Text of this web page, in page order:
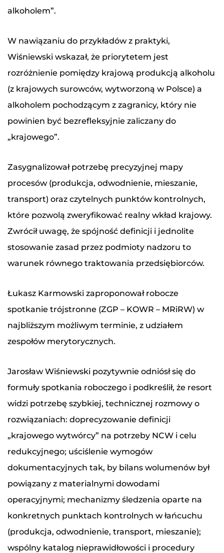
alkoholem”.
W nawiązaniu do przykładów z praktyki,
Wiśniewski wskazał, że priorytetem jest
rozróżnienie pomiędzy krajową produkcją alkoholu
(z krajowych surowców, wytworzoną w Polsce) a
alkoholem pochodzącym z zagranicy, który nie
powinien być bezrefleksyjnie zaliczany do
„krajowego”.
Zasygnalizował potrzebę precyzyjnej mapy
procesów (produkcja, odwodnienie, mieszanie,
transport) oraz czytelnych punktów kontrolnych,
które pozwolą zweryfikować realny wkład krajowy.
Zwrócił uwagę, że spójność definicji i jednolite
stosowanie zasad przez podmioty nadzoru to
warunek równego traktowania przedsiębiorców.
Łukasz Karmowski zaproponował robocze
spotkanie trójstronne (ZGP – KOWR – MRiRW) w
najbliższym możliwym terminie, z udziałem
zespołów merytorycznych.
Jarosław Wiśniewski pozytywnie odniósł się do
formuły spotkania roboczego i podkreślił, że resort
widzi potrzebę szybkiej, technicznej rozmowy o
rozwiązaniach: doprecyzowanie definicji
„krajowego wytwórcy” na potrzeby NCW i celu
redukcyjnego; uściślenie wymogów
dokumentacyjnych tak, by bilans wolumenów był
powiązany z materialnymi dowodami
operacyjnymi; mechanizmy śledzenia oparte na
konkretnych punktach kontrolnych w łańcuchu
(produkcja, odwodnienie, transport, mieszanie);
wspólny katalog nieprawidłowości i procedury
Formularz kontaktowy
Imię i nazwisko
Numer telefonu
Pole wymagane
Przeczytałem i zrozumiałem Politykę Prywatności
przetwarzanie moich danych osobowych przez
odpowiedzi na wiadomość przesłaną za pomocą
Wyślij wiadomość